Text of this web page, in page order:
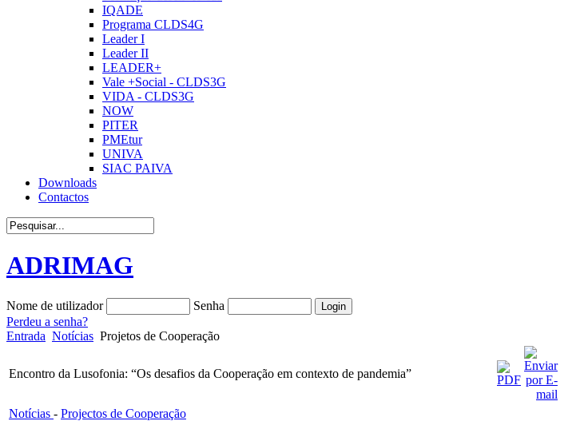
IQADE
Programa CLDS4G
Leader I
Leader II
LEADER+
Vale +Social - CLDS3G
VIDA - CLDS3G
NOW
PITER
PMEtur
UNIVA
SIAC PAIVA
Downloads
Contactos
ADRIMAG
Nome de utilizador
Senha
Perdeu a senha?
Entrada Notícias Projetos de Cooperação
Encontro da Lusofonia: “Os desafios da Cooperação em contexto de pandemia”
Notícias - Projectos de Cooperação